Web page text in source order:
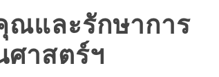
และรักษาการ
าสตร์ฯ